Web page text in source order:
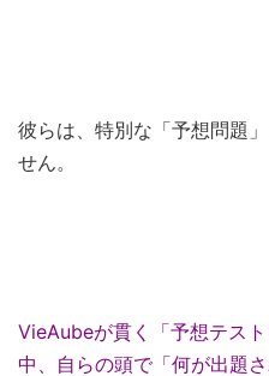
彼らは、特別な「予想問題
せん。
VieAubeが貫く「予想テス
中、自らの頭で「何が出題